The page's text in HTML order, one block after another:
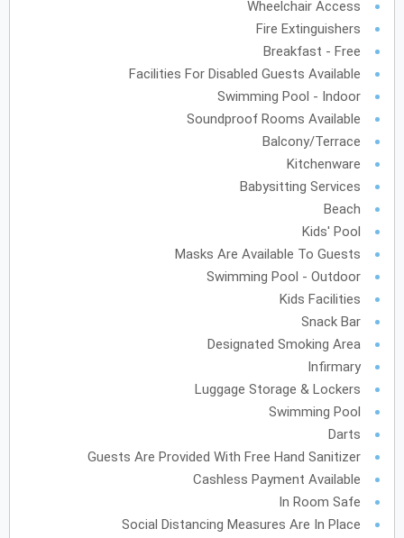
27
28
29
Wheelchair Access
Fire Extinguishers
Breakfast - Free
Facilities For Disabled Guests Available
Swimming Pool - Indoor
Soundproof Rooms Available
Balcony/Terrace
Kitchenware
Babysitting Services
Beach
Kids' Pool
Masks Are Available To Guests
Swimming Pool - Outdoor
Kids Facilities
Snack Bar
Designated Smoking Area
Infirmary
Luggage Storage & Lockers
Swimming Pool
Darts
Guests Are Provided With Free Hand Sanitizer
Cashless Payment Available
In Room Safe
Social Distancing Measures Are In Place